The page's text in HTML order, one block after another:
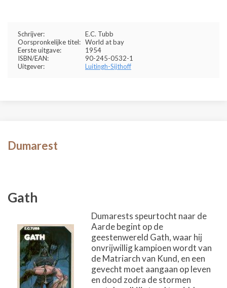
Schrijver:
E.C. Tubb
Oorspronkelijke titel: World at bay
Eerste uitgave:
1954
ISBN/EAN:
90-245-0532-1
Uitgever:
Luitingh-Sijthoff
Dumarest
Gath
Dumarests speurtocht naar de
Aarde begint op de
geestenwereld Gath, waar hij
onvrijwillig kampioen wordt van
de Matriarch van Kund, en een
gevecht moet aangaan op leven
en dood zodra de stormen